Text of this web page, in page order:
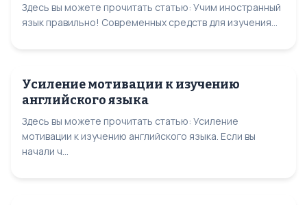
Здесь вы можете прочитать статью: Учим иностранный
язык правильно! Современных средств для изучения...
Усиление мотивации к изучению
английского языка
Здесь вы можете прочитать статью: Усиление
мотивации к изучению английского языка. Если вы
начали ч...